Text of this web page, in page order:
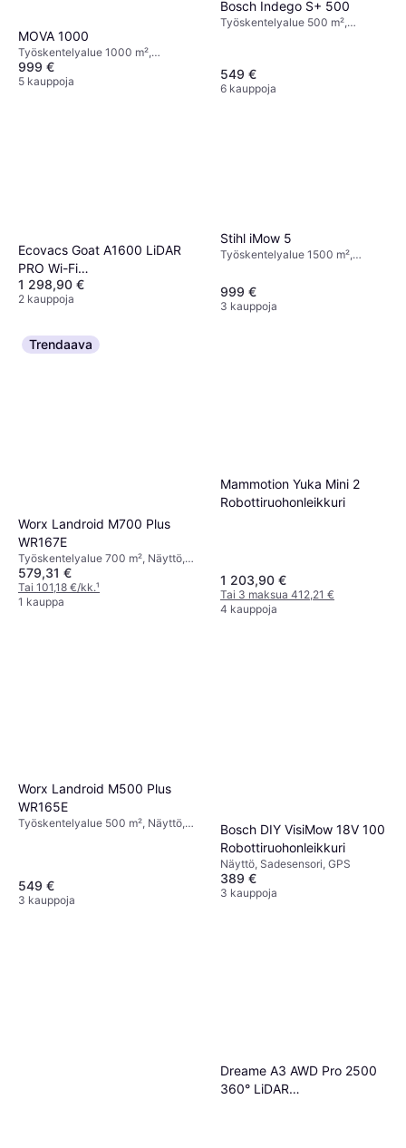
MOVA 1000
Työskentelyalue 1000 m²,
Ajastimen Asetus
999 €
5 kauppoja
Bosch Indego S+ 500
Työskentelyalue 500 m²,
549 €
6 kauppoja
Ecovacs Goat A1600 LiDAR
PRO Wi-Fi
Robottiruohonleikkuri
1 298,90 €
2 kauppoja
Stihl iMow 5
Työskentelyalue 1500 m²,
Leikkausleveys 28 cm
999 €
3 kauppoja
Trendaava
Worx Landroid M700 Plus
WR167E
Työskentelyalue 700 m², Näyttö,
Sadesensori, Leikkausleveys 18 cm
579,31 €
Tai 101,18 €/kk.¹
1 kauppa
Mammotion Yuka Mini 2
Robottiruohonleikkuri
1 203,90 €
Tai 3 maksua 412,21 €
4 kauppoja
Worx Landroid M500 Plus
WR165E
Työskentelyalue 500 m², Näyttö,
549 €
3 kauppoja
Bosch DIY VisiMow 18V 100
Robottiruohonleikkuri
Näyttö, Sadesensori, GPS
389 €
3 kauppoja
Dreame A3 AWD Pro 2500
360° LiDAR